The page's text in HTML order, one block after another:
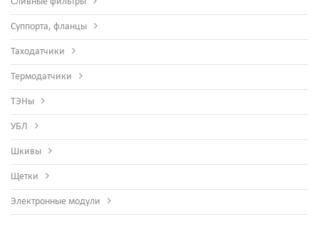
Суппорта, фланцы
Таходатчики
Термодатчики
ТЭНы
УБЛ
Шкивы
Щетки
Электронные модули